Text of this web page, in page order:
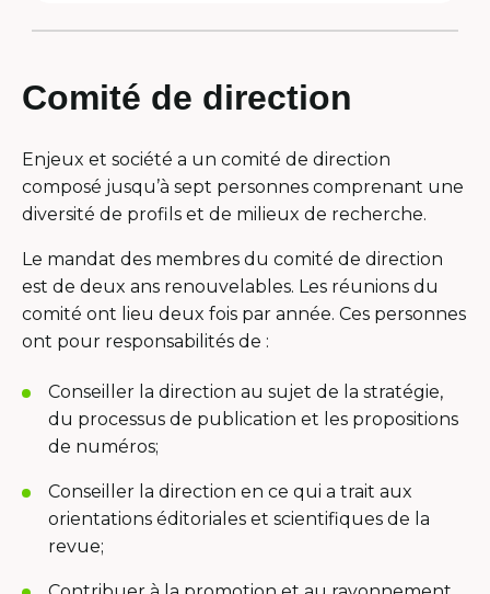
Comité de direction
Enjeux et société a un comité de direction
composé jusqu’à sept personnes comprenant une
diversité de profils et de milieux de recherche.
Le mandat des membres du comité de direction
est de deux ans renouvelables. Les réunions du
comité ont lieu deux fois par année. Ces personnes
ont pour responsabilités de :
Conseiller la direction au sujet de la stratégie,
du processus de publication et les propositions
de numéros;
Conseiller la direction en ce qui a trait aux
orientations éditoriales et scientifiques de la
revue;